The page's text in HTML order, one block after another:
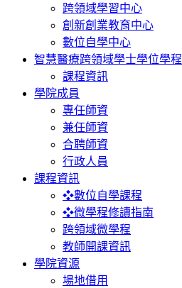
跨領域學習中心
創新創業教育中心
數位自學中心
智慧醫療跨領域學士學位學程
課程資訊
學院成員
專任師資
兼任師資
合聘師資
行政人員
課程資訊
❖數位自學課程
❖微學程修讀指南
跨領域微學程
教師開課資訊
學院資源
場地借用